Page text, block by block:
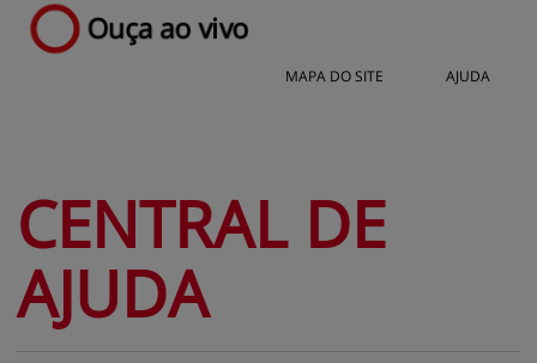
Ouça ao vivo
MAPA DO SITE AJUDA
CENTRAL DE
AJUDA